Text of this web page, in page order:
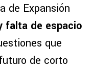
de Expansión
falta de espacio
que
de corto